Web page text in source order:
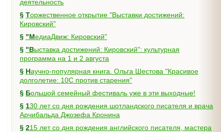
деятельность
§ Торжественное открытие "Выставки достижений:
Кировский"
§
"МедиаДвиж: Кировский"
§ "Выставка достижений: Кировский": культурная
программа на 1 и 2 августа
§ Научно-популярная книга. Ольга Шестова "Красивое
долголетие: 10C против старения"
§
Большой семейный фестиваль уже в эти выходные!
§ 130 лет со дня рождения шотландского писателя и врача
Арчибальда Джозефа Кронина
§ 215 лет со дня рождения английского писателя, мастера